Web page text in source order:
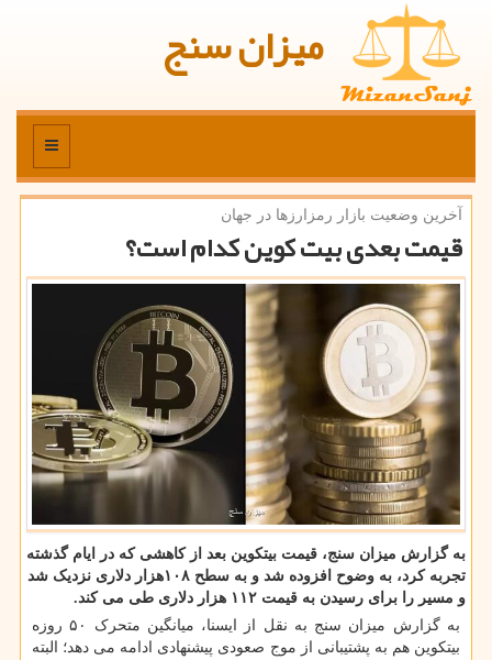
میزان سنج
منو
آخرین وضعیت بازار رمزارزها در جهان
قیمت بعدی بیت کوین کدام است؟
به گزارش میزان سنج، قیمت بیتکوین بعد از کاهشی که در ایام گذشته
تجربه کرد، به وضوح افزوده شد و به سطح ۱۰۸هزار دلاری نزدیک شد
و مسیر را برای رسیدن به قیمت ۱۱۲ هزار دلاری طی می کند.
به گزارش میزان سنج به نقل از ایسنا، میانگین متحرک ۵۰ روزه
بیتکوین هم به پشتیبانی از موج صعودی پیشنهادی ادامه می دهد؛ البته